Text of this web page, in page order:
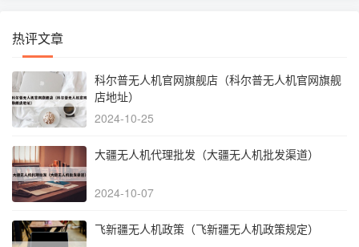
热评文章
科尔普无人机官网旗舰店（科尔普无人机官网旗舰
店地址）
2024-10-25
大疆无人机代理批发（大疆无人机批发渠道）
2024-10-07
飞新疆无人机政策（飞新疆无人机政策规定）